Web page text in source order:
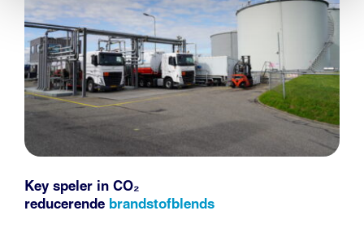
Key speler in CO₂
reducerende brandstofblends